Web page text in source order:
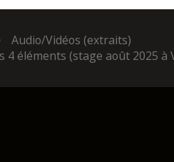
Audio/Vidéos (extraits)
4 éléments (stage août 2025 à